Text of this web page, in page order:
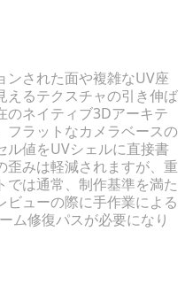
ンされた面や複雑なUV座
えるテクスチャの引き伸ば
のネイティブ3Dアーキテ
フラットなカメラベースの
ル値をUVシェルに直接書
歪みは軽減されますが、重
では通常、制作基準を満た
ューの際に手作業による
ム修復パスが必要になり